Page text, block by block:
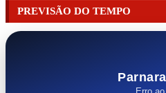
PREVISÃO DO TEMPO